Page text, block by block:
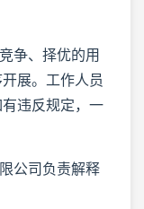
争、择优的用
展。工作人员
违反规定，一
公司负责解释